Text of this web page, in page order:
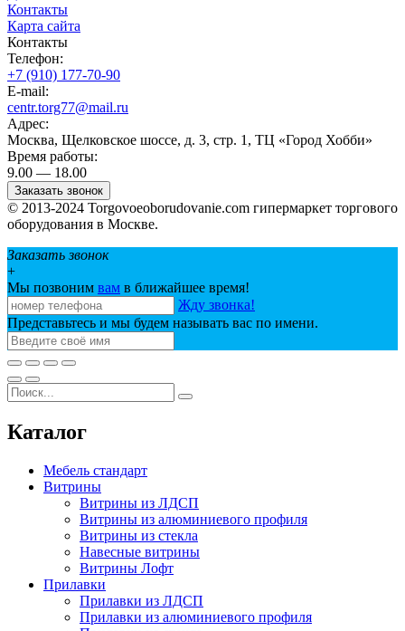
Контакты
Карта сайта
Контакты
Телефон:
+7 (910) 177-70-90
E-mail:
centr.torg77@mail.ru
Адрес:
Москва, Щелковское шоссе, д. 3, стр. 1, ТЦ «Город Хобби»
Время работы:
9.00 — 18.00
Заказать звонок
© 2013-2024 Torgovoeoborudovanie.com гипермаркет торгового
оборудования в Москве.
Заказать звонок
+
Мы позвоним вам в ближайшее время!
Жду звонка!
Представьтесь и мы будем называть вас по имени.
Каталог
Мебель стандарт
Витрины
Витрины из ЛДСП
Витрины из алюминиевого профиля
Витрины из стекла
Навесные витрины
Витрины Лофт
Прилавки
Прилавки из ЛДСП
Прилавки из алюминиевого профиля